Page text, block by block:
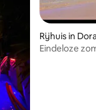
Rijhuis in
Eindeloze